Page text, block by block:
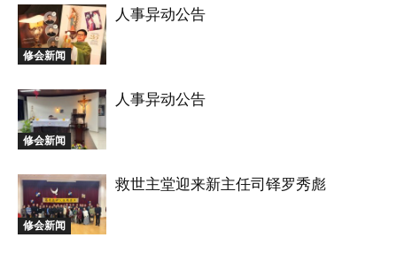
修会新闻
人事异动公告
修会新闻
人事异动公告
修会新闻
救世主堂迎来新主任司铎罗秀彪